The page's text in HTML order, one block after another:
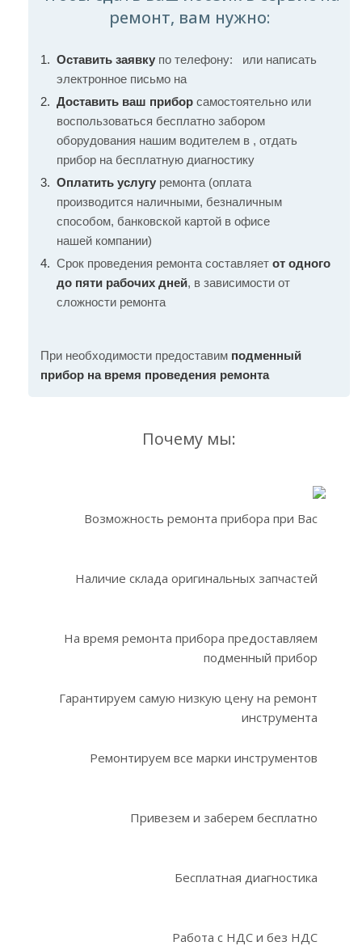
ремонт, вам нужно:
Оставить заявку по телефону:
или написать
электронное письмо на
Доставить ваш прибор самостоятельно или
воспользоваться бесплатно забором
оборудования нашим водителем в , отдать
прибор на бесплатную диагностику
Оплатить услугу ремонта (оплата
производится наличными, безналичным
способом, банковской картой в офисе
нашей компании)
Срок проведения ремонта составляет от одного
до пяти рабочих дней, в зависимости от
сложности ремонта
При необходимости предоставим подменный
прибор на время проведения ремонта
Почему мы:
Возможность ремонта прибора при Вас
Наличие склада оригинальных запчастей
На время ремонта прибора предоставляем
подменный прибор
Гарантируем самую низкую цену на ремонт
инструмента
Ремонтируем все марки инструментов
Привезем и заберем бесплатно
Бесплатная диагностика
Работа с НДС и без НДС